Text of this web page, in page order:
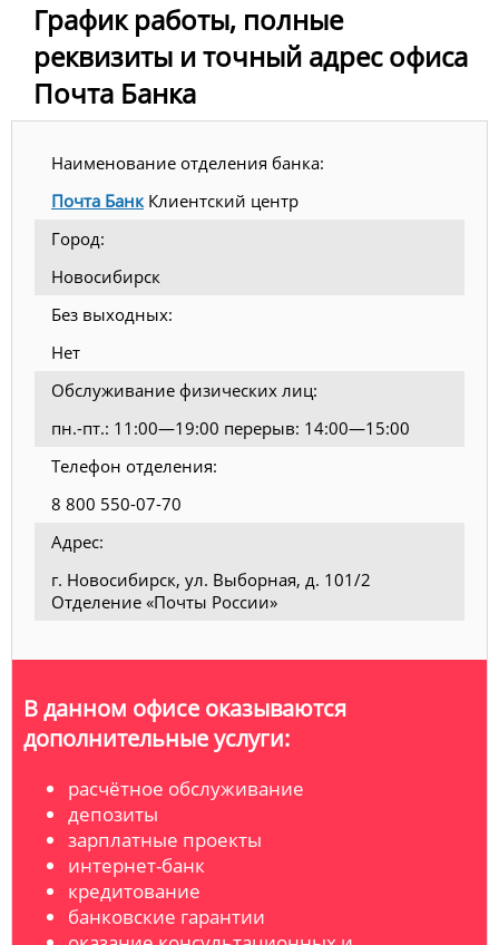
График работы, полные
реквизиты и точный адрес офиса
Почта Банка
Наименование отделения банка:
Почта БанкКлиентский центр
Город:
Новосибирск
Без выходных:
Нет
Обслуживание физических лиц:
пн.-пт.: 11:00—19:00 перерыв: 14:00—15:00
Телефон отделения:
8 800 550-07-70
Адрес:
г. Новосибирск, ул. Выборная, д. 101/2
Отделение «Почты России»
В данном офисе оказываются
дополнительные услуги:
расчётное обслуживание
депозиты
зарплатные проекты
интернет-банк
кредитование
банковские гарантии